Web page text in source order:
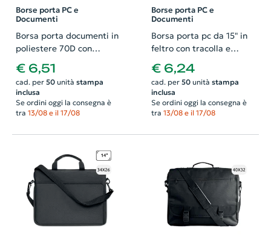
Borse porta PC e
Documenti
Borsa porta documenti in
poliestere 70D con
chiusura a zip 40x6x29cm
€ 6,51
cad. per 50unità stampa
inclusa
Se ordini oggi la consegna è
tra 13/08 e il 17/08
Borse porta PC e
Documenti
Borsa porta pc da 15" in
feltro con tracolla e
chiusura a patella
36x8x27cm
€ 6,24
cad. per 50unità stampa
inclusa
Se ordini oggi la consegna è
tra 13/08 e il 17/08